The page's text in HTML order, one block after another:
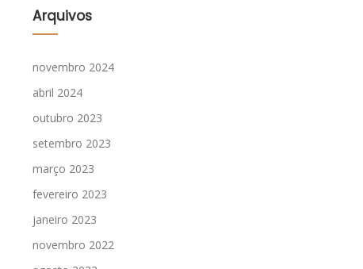
Arquivos
novembro 2024
abril 2024
outubro 2023
setembro 2023
março 2023
fevereiro 2023
janeiro 2023
novembro 2022